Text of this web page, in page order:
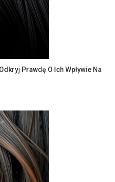
Prawdę O Ich Wpływie Na